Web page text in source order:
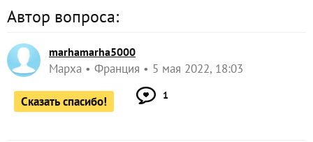
Автор вопроса:
marhamarha5000
Марха Франция 5 мая 2022, 18:03
Сказать спасибо! 1